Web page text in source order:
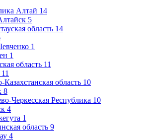
Алтай 14
5
область 14
1
1
область 11
11
Казахстанская область 10
8
Черкесская Республика 10
4
1
область 9
4